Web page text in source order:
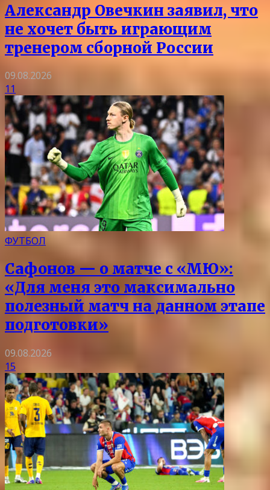
Александр Овечкин заявил, что
не хочет быть играющим
тренером сборной России
09.08.2026
11
ФУТБОЛ
Сафонов — о матче с «МЮ»:
«Для меня это максимально
полезный матч на данном этапе
подготовки»
09.08.2026
15